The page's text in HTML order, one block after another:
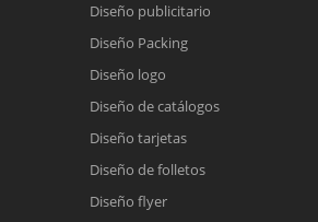
Diseño publicitario
Diseño Packing
Diseño logo
Diseño de catálogos
Diseño tarjetas
Diseño de folletos
Diseño flyer